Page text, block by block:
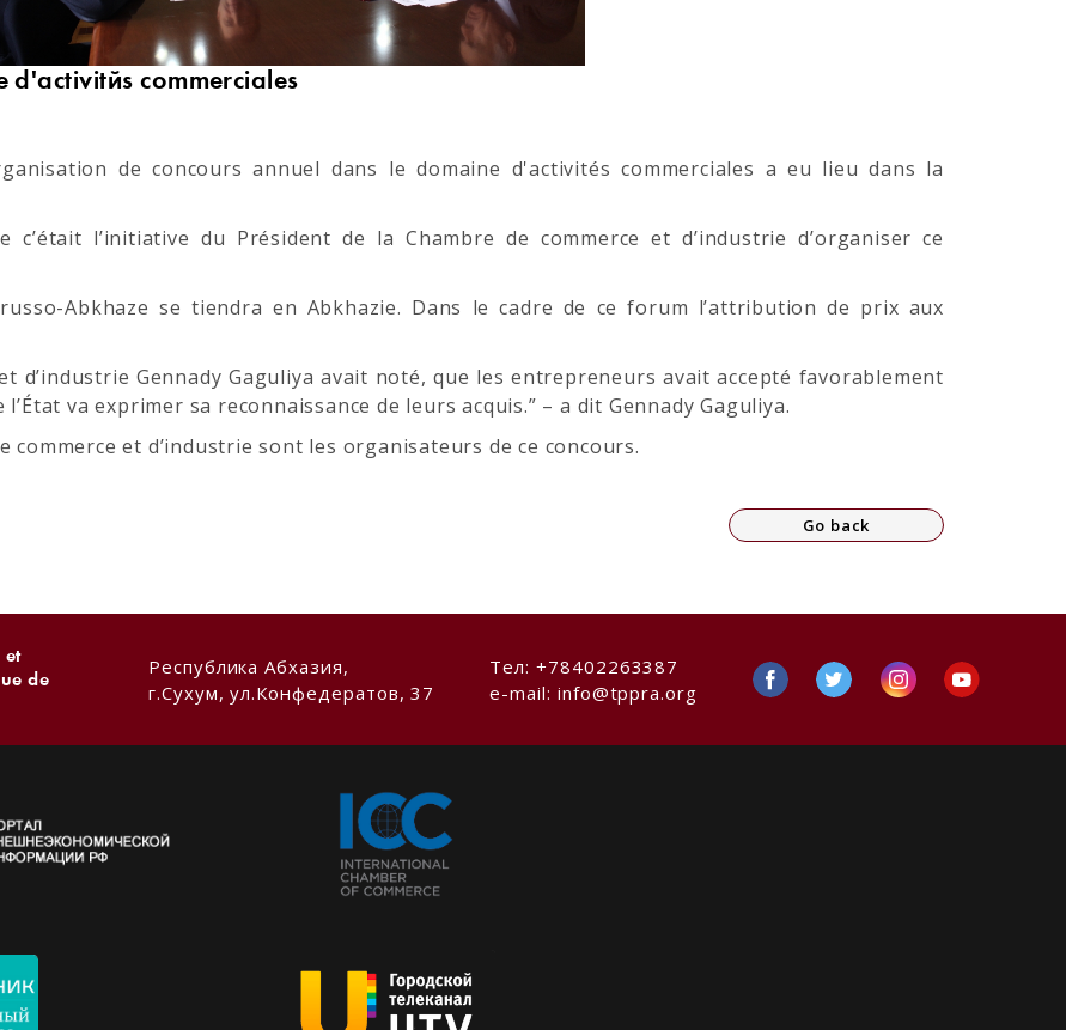
d'activités commerciales
de concours annuel dans le domaine d'activités commerciales a eu lieu dans la
l’initiative du Président de la Chambre de commerce et d’industrie d’organiser ce
Abkhaze se tiendra en Abkhazie. Dans le cadre de ce forum l’attribution de prix aux
d’industrie Gennady Gaguliya avait noté, que les entrepreneurs avait accepté favorablement
va exprimer sa reconnaissance de leurs acquis.” – a dit Gennady Gaguliya.
et d’industrie sont les organisateurs de ce concours.
Go back
et
de
Республика Абхазия,
г.Сухум, ул.Конфедератов, 37
Тел: +78402263387
e-mail: info@tppra.org